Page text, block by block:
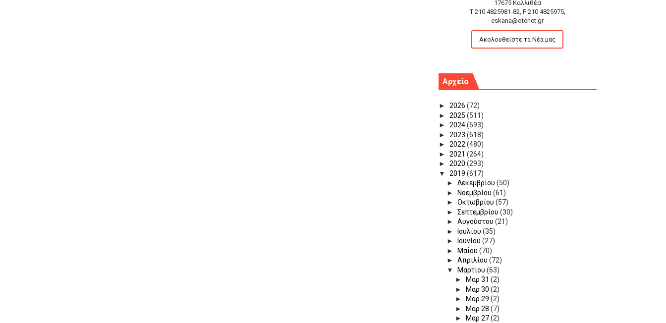
17675 Καλλιθέα
T 210 4825981-82, F 210 4825975,
eskana@otenet.gr
Ακολουθείστε τα Νέα μας
Αρχείο
► 2026 (72)
► 2025 (511)
► 2024(593)
► 2023 (618)
► 2022(480)
► 2021 (264)
► 2020 (293)
▼ 2019 (617)
►Δεκεμβρίου(50)
► Νοεμβρίου(61)
►Οκτωβρίου(57)
►Σεπτεμβρίου(30)
►Αυγούστου(21)
►
Ιουλίου(35)
►
Ιουνίου(27)
► Μαΐου(70)
►Απριλίου(72)
▼ Μαρτίου(63)
►
Μαρ 31(2)
►
Μαρ 30(2)
►
Μαρ 29(2)
►
Μαρ 28(7)
►
Μαρ 27(2)